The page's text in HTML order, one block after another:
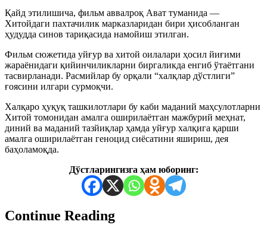
Қайд этилишича, фильм аввалроқ Ават туманида —
Хитойдаги пахтачилик марказларидан бири ҳисобланган
ҳудудда синов тариқасида намойиш этилган.
Фильм сюжетида уйғур ва хитой оилалари ҳосил йиғими
жараёнидаги қийинчиликларни биргаликда енгиб ўтаётгани
тасвирланади. Расмийлар бу орқали “халқлар дўстлиги”
ғоясини илгари сурмоқчи.
Халқаро ҳуқуқ ташкилотлари бу каби маданий маҳсулотларни
Хитой томонидан амалга оширилаётган мажбурий меҳнат,
диний ва маданий тазйиқлар ҳамда уйғур халқига қарши
амалга оширилаётган геноцид сиёсатини яшириш, дея
баҳоламоқда.
Дўстларингизга ҳам юборинг:
Continue Reading